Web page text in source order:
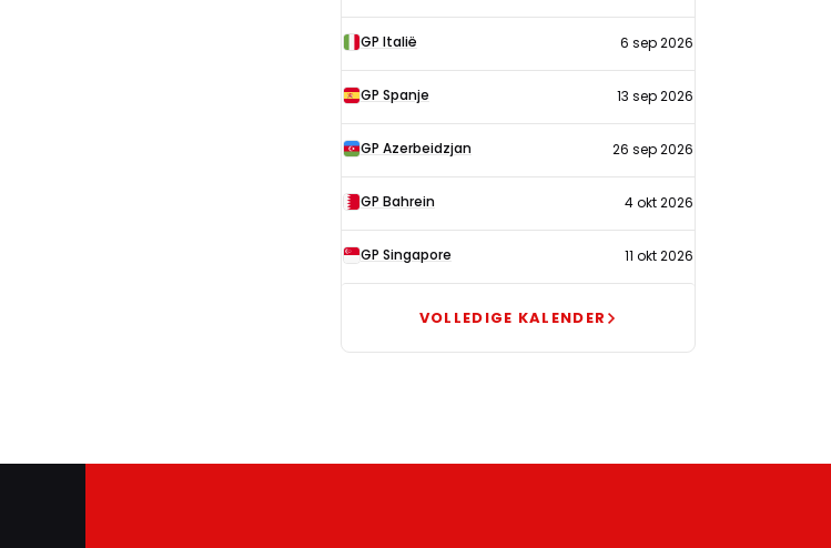
GP Italië 6 sep 2026
GP Spanje 13 sep 2026
GP Azerbeidzjan 26 sep 2026
GP Bahrein 4 okt 2026
GP Singapore 11 okt 2026
VOLLEDIGE KALENDER